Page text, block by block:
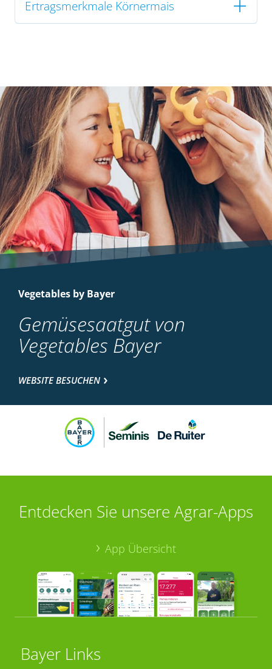
Ertragsmerkmale Körnermais
Vegetables by Bayer
Gemüsesaatgut von
Vegetables Bayer
WEBSITE BESUCHEN
Entdecken Sie unsere Agrar-Apps
App Übersicht
Bayer Links